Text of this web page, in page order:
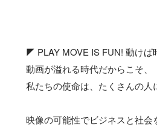
◤ PLAY MOVE IS FUN! 動け
動画が溢れる時代だからこそ
私たちの使命は、たくさんの人
映像の可能性でビジネスと社